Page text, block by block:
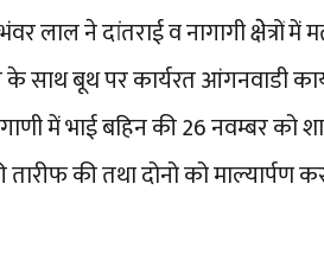
लाल ने दांतराई व नागागी क्षेेत्रों में
के साथ बूथ पर कार्यरत आंगनवाडी
में भाई बहिन की 26 नवम्बर को
की तथा दोनो को माल्यार्पण